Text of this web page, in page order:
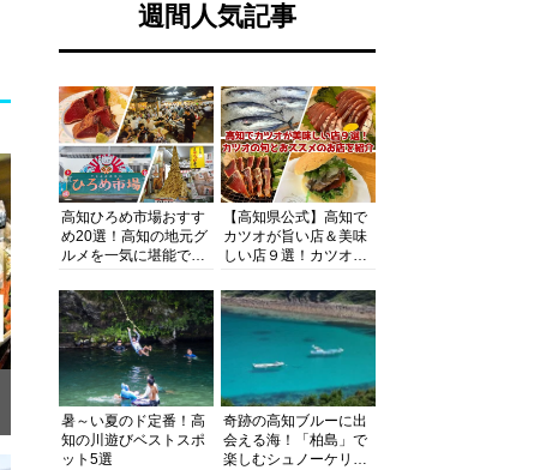
週間人気記事
高知ひろめ市場おすす
め20選！高知の地元グ
ルメを一気に堪能でき
底解剖
【高知県公式】高知で
カツオが旨い店＆美味
しい店９選！カツオの
紹介
暑～い夏のド定番！高
知の川遊びベストスポ
ット5選
奇跡の高知ブルーに出
会える海！「柏島」で
楽しむシュノーケリン